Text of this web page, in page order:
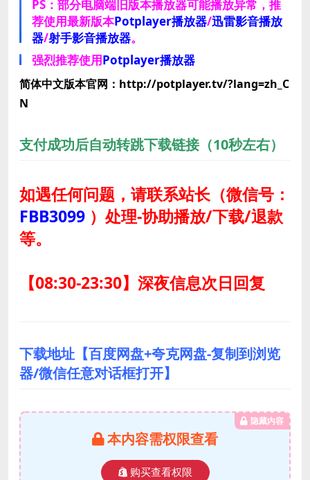
PS：部分电脑端旧版本播放器可能播放异常，推
荐使用最新版本Potplayer播放器/迅雷影音播放
器/射手影音播放器。
强烈推荐使用Potplayer播放器
简体中文版本官网：http://potplayer.tv/?lang=zh_C
N
支付成功后自动转跳下载链接（10秒左右）
如遇任何问题，请联系站长（微信号：
FBB3099 ） 处理-协助播放/下载/退款
等。
【08:30-23:30】深夜信息次日回复
下载地址【百度网盘+夸克网盘-复制到浏览
器/微信任意对话框打开】
隐藏内容
本内容需权限查看
购买查看权限